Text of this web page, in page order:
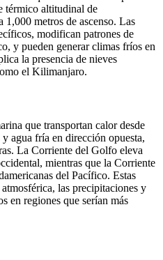
térmico altitudinal de
1,000 metros de ascenso. Las
modifican patrones de
y pueden generar climas fríos en
la presencia de nieves
el Kilimanjaro.
que transportan calor desde
agua fría en dirección opuesta,
La Corriente del Golfo eleva
mientras que la Corriente
del Pacífico. Estas
las precipitaciones y
en regiones que serían más